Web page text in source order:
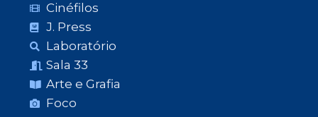
Cinéfilos
J. Press
Laboratório
Sala 33
Arte e Grafia
Foco